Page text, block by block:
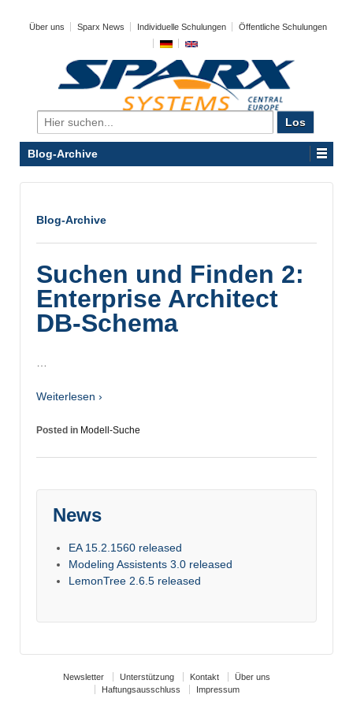
Über uns Sparx News Individuelle Schulungen Öffentliche Schulungen
Search
for:
Blog-Archive
Blog-Archive
Suchen und Finden 2:
Enterprise Architect
DB-Schema
Weiterlesen ›
Posted in Modell-Suche
News
EA 15.2.1560 released
Modeling Assistents 3.0 released
LemonTree 2.6.5 released
Newsletter Unterstützung Kontakt
Über uns
Haftungsausschluss
Impressum